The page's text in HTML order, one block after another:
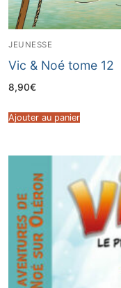
JEUNESSE
Vic & Noé tome 12
8,90€
Ajouter au panier